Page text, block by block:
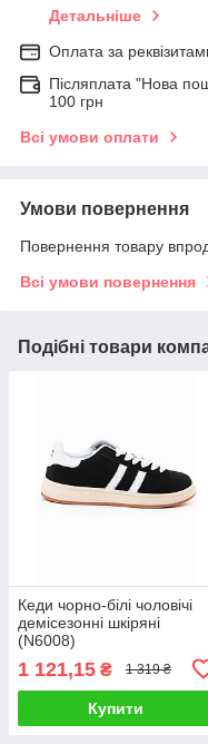
Детальніше
Оплата за
Післяплата "Нова
100 грн
Всі умови оплати
Умови повернення
Повернення товару
Всі умови повернення
Подібні товари
Кеди чорно-білі чоловічі
демісезонні шкіряні
(N6008)
1 121,15 ₴ 1 319 ₴
Купити